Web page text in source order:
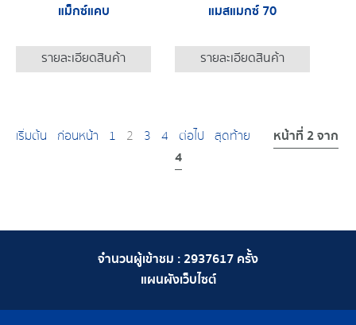
แม็กซ์แคบ
รายละเอียดสินค้า
แมสแมกซ์ 70
รายละเอียดสินค้า
เริ่มต้น ก่อนหน้า 1 2 3 4 ต่อไป สุดท้าย
หน้าที่ 2 จาก
4
จำนวนผู้เข้าชม :2937617 ครั้ง
แผนผังเว็บไซต์